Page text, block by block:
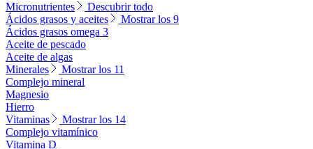
Micronutrientes
Descubrir todo
Ácidos grasos y aceites
Mostrar los 9
Ácidos grasos omega 3
Aceite de pescado
Aceite de algas
Minerales
Mostrar los 11
Complejo mineral
Magnesio
Hierro
Vitaminas
Mostrar los 14
Complejo vitamínico
Vitamina D